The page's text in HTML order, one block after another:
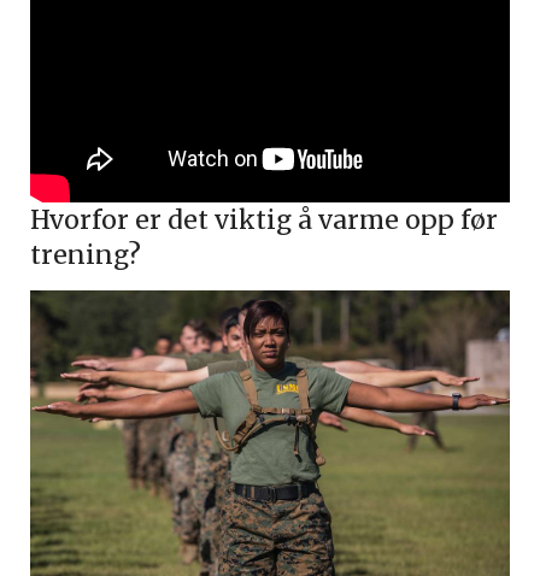
Hvorfor er det viktig å varme opp før
trening?